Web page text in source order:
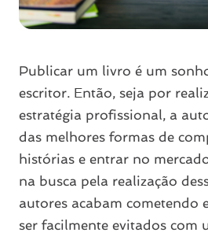
Publicar um livro é um
escritor. Então, seja por
estratégia profissional, a
das melhores formas de
histórias e entrar no
na busca pela realização
autores acabam cometendo
ser facilmente evitados com